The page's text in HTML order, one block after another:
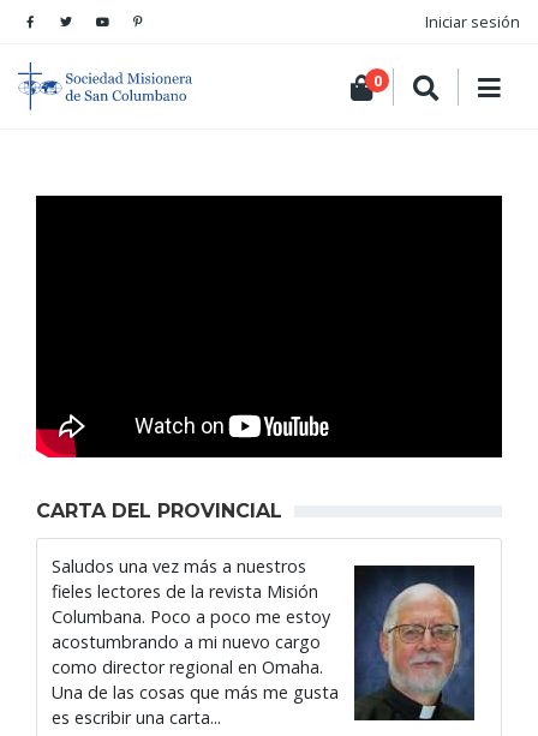
Iniciar sesión
0
CARTA DEL PROVINCIAL
Saludos una vez más a nuestros
fieles lectores de la revista Misión
Columbana. Poco a poco me estoy
acostumbrando a mi nuevo cargo
como director regional en Omaha.
Una de las cosas que más me gusta
es escribir una carta...